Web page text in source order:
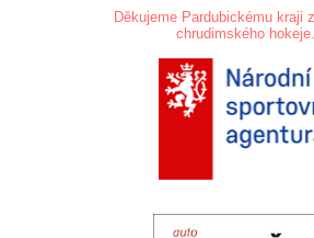
Děkujeme Pardubickému kraji
chrudimského hokeje.